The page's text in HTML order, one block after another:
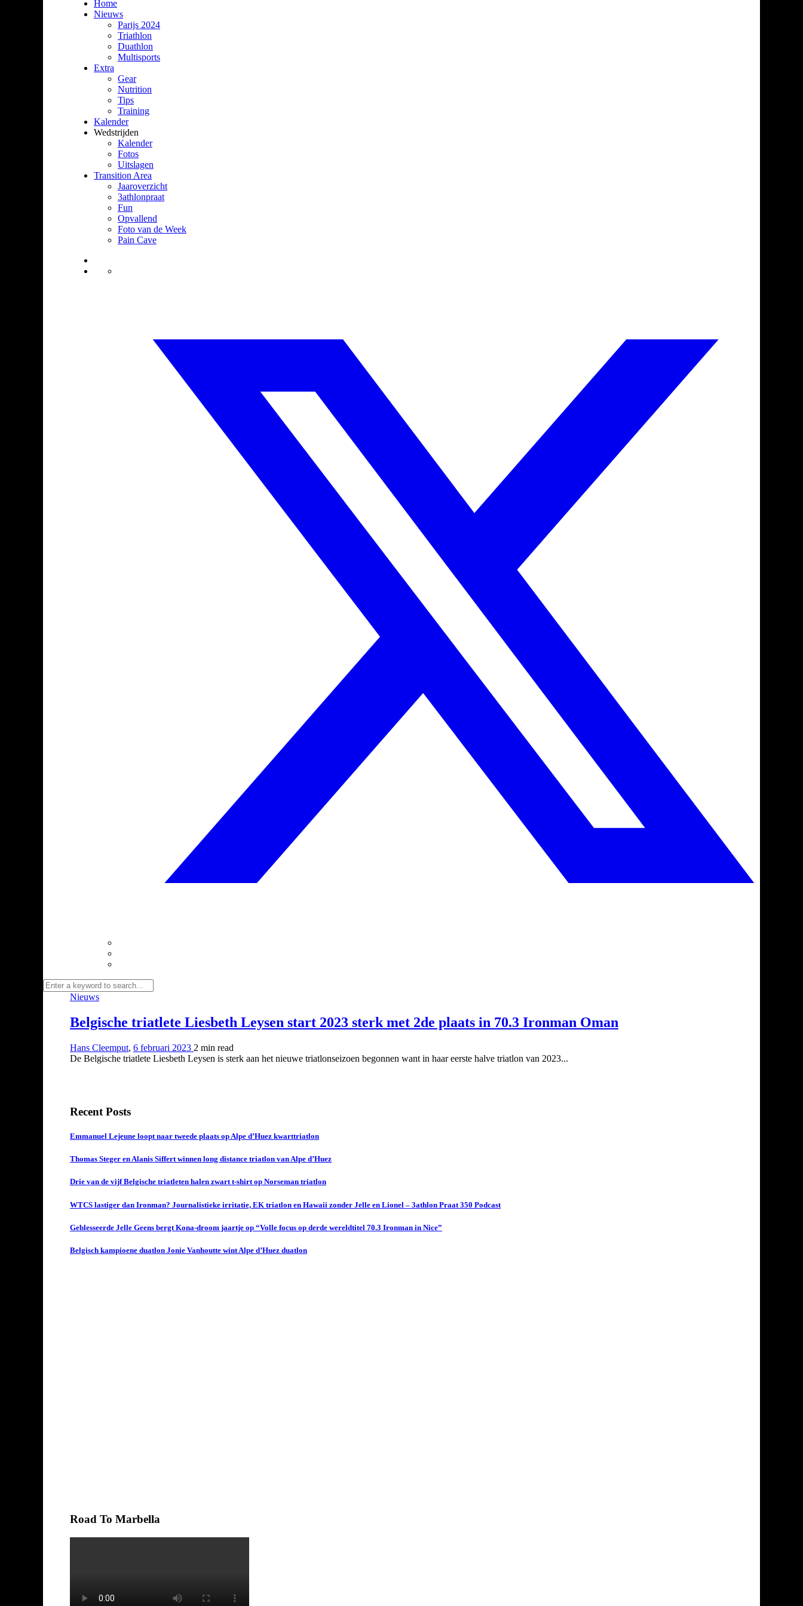
Home
Nieuws
Parijs 2024
Triathlon
Duathlon
Multisports
Extra
Gear
Nutrition
Tips
Training
Kalender
Wedstrijden
Kalender
Fotos
Uitslagen
Transition Area
Jaaroverzicht
3athlonpraat
Fun
Opvallend
Foto van de Week
Pain Cave
Nieuws
Belgische triatlete Liesbeth Leysen start 2023 sterk met 2de plaats in 70.3 Ironman Oman
Hans Cleemput, 6 februari 2023 2 min read
De Belgische triatlete Liesbeth Leysen is sterk aan het nieuwe triatlonseizoen begonnen want in haar eerste halve triatlon van 2023...
Recent Posts
Emmanuel Lejeune loopt naar tweede plaats op Alpe d’Huez kwarttriatlon
Thomas Steger en Alanis Siffert winnen long distance triatlon van Alpe d’Huez
Drie van de vijf Belgische triatleten halen zwart t-shirt op Norseman triatlon
WTCS lastiger dan Ironman? Journalistieke irritatie, EK triatlon en Hawaii zonder Jelle en Lionel – 3athlon Praat 350 Podcast
Geblesseerde Jelle Geens bergt Kona-droom jaartje op “Volle focus op derde wereldtitel 70.3 Ironman in Nice”
Belgisch kampioene duatlon Jonie Vanhoutte wint Alpe d’Huez duatlon
Road To Marbella